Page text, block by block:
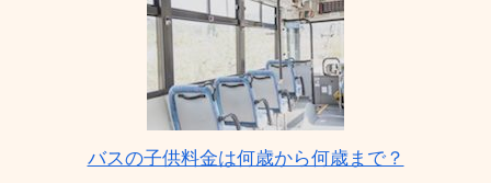
バスの子供料金は何歳から何歳まで？